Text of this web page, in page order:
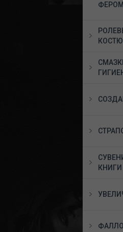
КНИГИ
телесный двухстороний
вагина и рот, 401-09